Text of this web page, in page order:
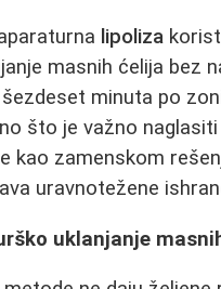
lipoliza
masnih ćelija bez
minuta po
što je važno
kao zamenskom
uravnotežene
uklanjanje